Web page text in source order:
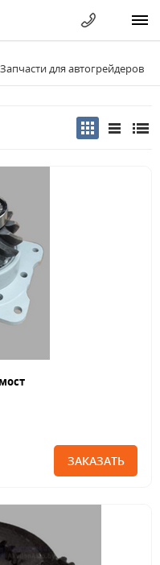
Запчасти для автогрейдеров
ЗАКАЗАТЬ